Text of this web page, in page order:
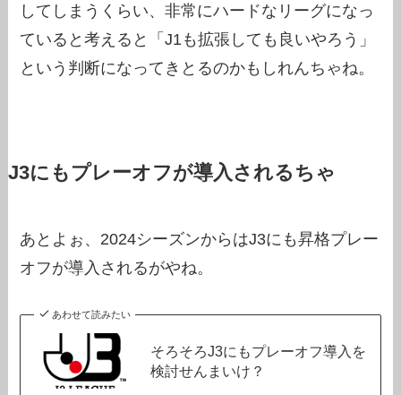
してしまうくらい、非常にハードなリーグになっ
ていると考えると「J1も拡張しても良いやろう」
という判断になってきとるのかもしれんちゃね。
J3にもプレーオフが導入されるちゃ
あとよぉ、2024シーズンからはJ3にも昇格プレー
オフが導入されるがやね。
あわせて読みたい
そろそろJ3にもプレーオフ導入を
検討せんまいけ？